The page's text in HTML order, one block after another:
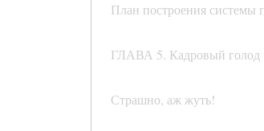
План построения системы
ГЛАВА 5. Кадровый голод
Страшно, аж жуть!